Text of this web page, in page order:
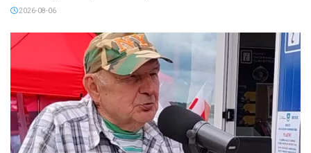
2026-08-06